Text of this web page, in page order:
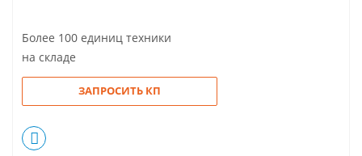
Более 100 единиц техники
на складе
ЗАПРОСИТЬ КП